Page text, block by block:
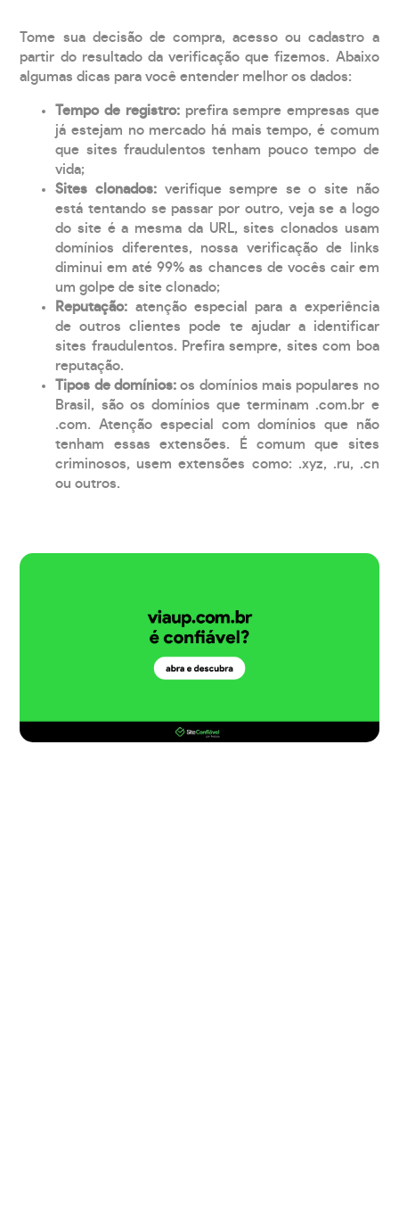
Tome sua decisão de compra, acesso ou cadastro a
partir do resultado da verificação que fizemos. Abaixo
algumas dicas para você entender melhor os dados:
Tempo de registro: prefira sempre empresas que
já estejam no mercado há mais tempo, é comum
que sites fraudulentos tenham pouco tempo de
vida;
Sites clonados: verifique sempre se o site não
está tentando se passar por outro, veja se a logo
do site é a mesma da URL, sites clonados usam
domínios diferentes, nossa verificação de links
diminui em até 99% as chances de vocês cair em
um golpe de site clonado;
Reputação: atenção especial para a experiência
de outros clientes pode te ajudar a identificar
sites fraudulentos. Prefira sempre, sites com boa
reputação.
Tipos de domínios:os domínios mais populares no
Brasil, são os domínios que terminam .com.br e
.com. Atenção especial com domínios que não
tenham essas extensões. É comum que sites
criminosos, usem extensões como: .xyz, .ru, .cn
ou outros.